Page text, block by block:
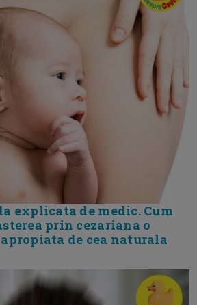
explicata de medic. Cum
prin cezariana o
de cea naturala